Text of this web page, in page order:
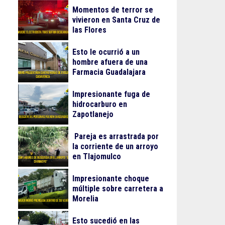
Momentos de terror se
vivieron en Santa Cruz de
las Flores
Esto le ocurrió a un
hombre afuera de una
Farmacia Guadalajara
Impresionante fuga de
hidrocarburo en
Zapotlanejo
Pareja es arrastrada por
la corriente de un arroyo
en Tlajomulco
Impresionante choque
múltiple sobre carretera a
Morelia
Esto sucedió en las